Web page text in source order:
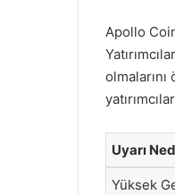
Apollo
Uyarı
Yüksek